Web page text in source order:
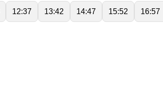
12:37 13:42 14:47 15:52 16:57